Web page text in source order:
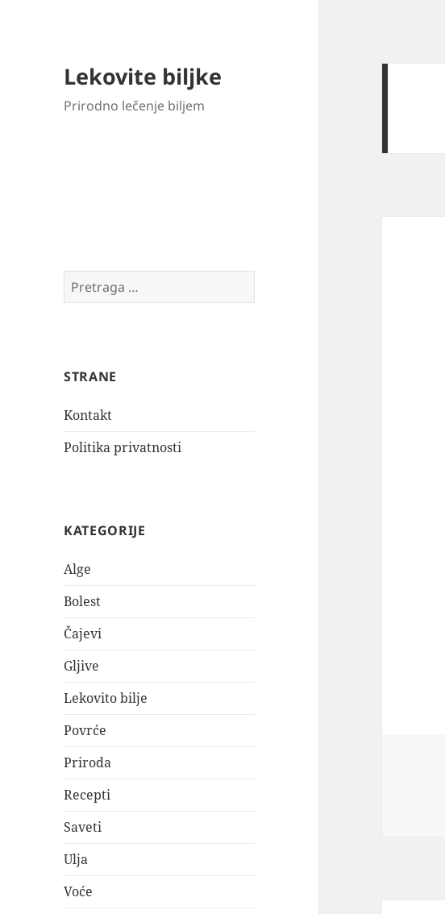
Lekovite biljke
Prirodno lečenje biljem
Pretraga
za:
STRANE
Kontakt
Politika privatnosti
KATEGORIJE
Alge
Bolest
Čajevi
Gljive
Lekovito bilje
Povrće
Priroda
Recepti
Saveti
Ulja
Voće